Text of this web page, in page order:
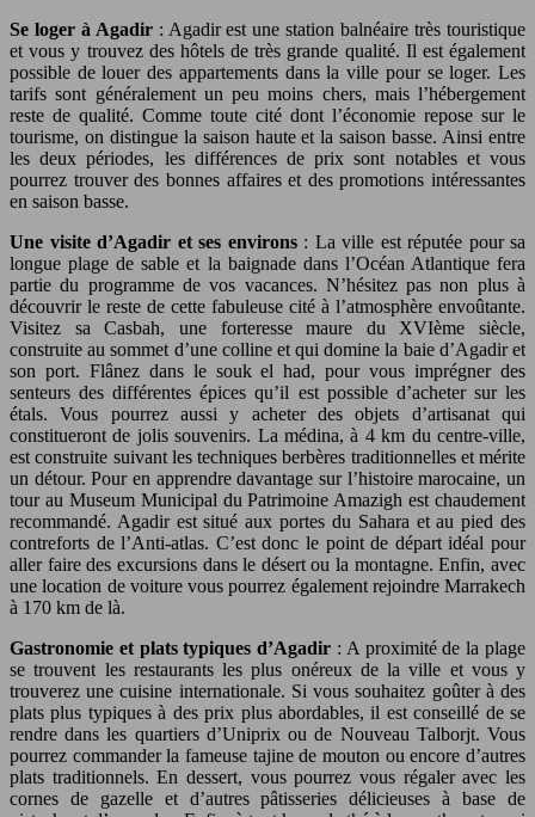
Se loger à Agadir: Agadir est une station balnéaire très touristique
et vous y trouvez des hôtels de très grande qualité. Il est également
possible de louer des appartements dans la ville pour se loger. Les
tarifs sont généralement un peu moins chers, mais l’hébergement
reste de qualité. Comme toute cité dont l’économie repose sur le
tourisme, on distingue la saison haute et la saison basse. Ainsi entre
les deux périodes, les différences de prix sont notables et vous
pourrez trouver des bonnes affaires et des promotions intéressantes
en saison basse.
Une visite d’Agadir et ses environs: La ville est réputée pour sa
longue plage de sable et la baignade dans l’Océan Atlantique fera
partie du programme de vos vacances. N’hésitez pas non plus à
découvrir le reste de cette fabuleuse cité à l’atmosphère envoûtante.
Visitez sa Casbah, une forteresse maure du XVIème siècle,
construite au sommet d’une colline et qui domine la baie d’Agadir et
son port. Flânez dans le souk el had, pour vous imprégner des
senteurs des différentes épices qu’il est possible d’acheter sur les
étals. Vous pourrez aussi y acheter des objets d’artisanat qui
constitueront de jolis souvenirs. La médina, à 4 km du centre-ville,
est construite suivant les techniques berbères traditionnelles et mérite
un détour. Pour en apprendre davantage sur l’histoire marocaine, un
tour au Museum Municipal du Patrimoine Amazigh est chaudement
recommandé. Agadir est situé aux portes du Sahara et au pied des
contreforts de l’Anti-atlas. C’est donc le point de départ idéal pour
aller faire des excursions dans le désert ou la montagne. Enfin, avec
une location de voiture vous pourrez également rejoindre Marrakech
à 170 km de là.
Gastronomie et plats typiques d’Agadir : A proximité de la plage
se trouvent les restaurants les plus onéreux de la ville et vous y
trouverez une cuisine internationale. Si vous souhaitez goûter à des
plats plus typiques à des prix plus abordables, il est conseillé de se
rendre dans les quartiers d’Uniprix ou de Nouveau Talborjt. Vous
pourrez commander la fameuse tajine de mouton ou encore d’autres
plats traditionnels. En dessert, vous pourrez vous régaler avec les
cornes de gazelle et d’autres pâtisseries délicieuses à base de